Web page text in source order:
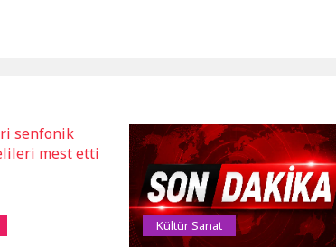
Kültür Sanat